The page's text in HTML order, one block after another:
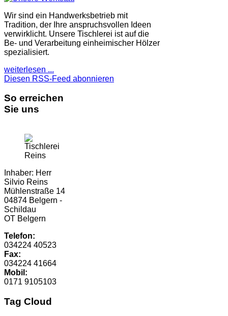
Wir sind ein Handwerksbetrieb mit
Tradition, der Ihre anspruchsvollen Ideen
verwirklicht. Unsere Tischlerei ist auf die
Be- und Verarbeitung einheimischer Hölzer
spezialisiert.
weiterlesen ...
Diesen RSS-Feed abonnieren
So erreichen
Sie uns
Inhaber: Herr
Silvio Reins
Mühlenstraße 14
04874 Belgern -
Schildau
OT Belgern
Telefon:
034224 40523
Fax:
034224 41664
Mobil:
0171 9105103
Tag Cloud